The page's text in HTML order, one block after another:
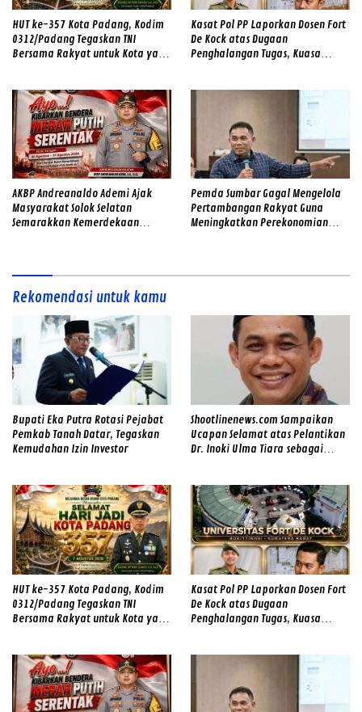
HUT ke-357 Kota Padang, Kodim
0312/Padang Tegaskan TNI
Bersama Rakyat untuk Kota yang
Kasat Pol PP Laporkan Dosen Fort
De Kock atas Dugaan
Penghalangan Tugas, Kuasa
Menghambat Penegakan
AKBP Andreanaldo Ademi Ajak
Masyarakat Solok Selatan
Semarakkan Kemerdekaan
Pemda Sumbar Gagal Mengelola
Pertambangan Rakyat Guna
Meningkatkan Perekonomian
Rekomendasi untuk kamu
Bupati Eka Putra Rotasi Pejabat
Pemkab Tanah Datar, Tegaskan
Kemudahan Izin Investor
Shootlinenews.com Sampaikan
Ucapan Selamat atas Pelantikan
Dr. Inoki Ulma Tiara sebagai
HUT ke-357 Kota Padang, Kodim
0312/Padang Tegaskan TNI
Bersama Rakyat untuk Kota yang
Kasat Pol PP Laporkan Dosen Fort
De Kock atas Dugaan
Penghalangan Tugas, Kuasa
Menghambat Penegakan